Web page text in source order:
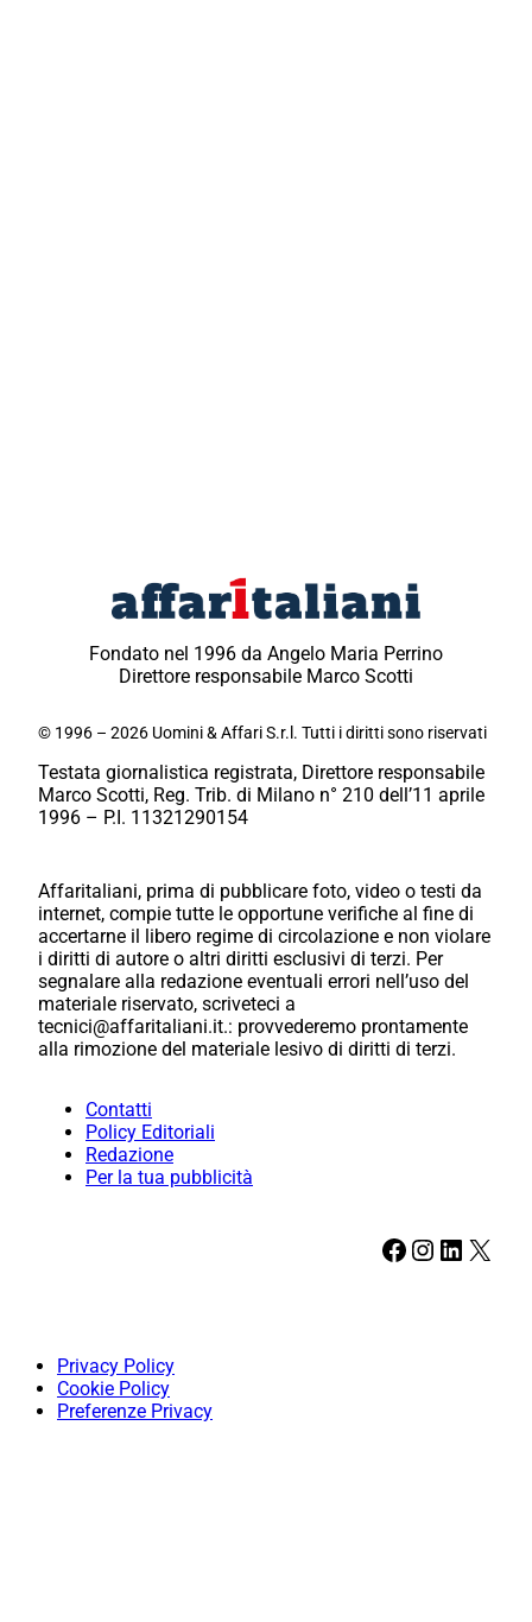
Fondato nel 1996 da Angelo Maria Perrino
Direttore responsabile Marco Scotti
© 1996 – 2026 Uomini & Affari S.r.l. Tutti i diritti sono riservati
Testata giornalistica registrata, Direttore responsabile
Marco Scotti, Reg. Trib. di Milano n° 210 dell’11 aprile
1996 – P.I. 11321290154
Affaritaliani, prima di pubblicare foto, video o testi da
internet, compie tutte le opportune verifiche al fine di
accertarne il libero regime di circolazione e non violare
i diritti di autore o altri diritti esclusivi di terzi. Per
segnalare alla redazione eventuali errori nell’uso del
materiale riservato, scriveteci a
tecnici@affaritaliani.it.: provvederemo prontamente
alla rimozione del materiale lesivo di diritti di terzi.
Contatti
Policy Editoriali
Redazione
Per la tua pubblicità
Facebook Instagram LinkedIn X
Privacy Policy
Cookie Policy
Preferenze Privacy